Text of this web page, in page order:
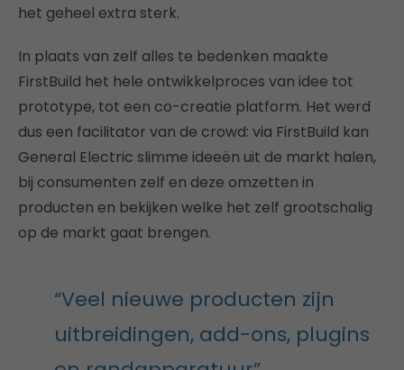
het geheel extra sterk.
In plaats van zelf alles te bedenken maakte
FirstBuild het hele ontwikkelproces van idee tot
prototype, tot een co-creatie platform. Het werd
dus een facilitator van de crowd: via FirstBuild kan
General Electric slimme ideeën uit de markt halen,
bij consumenten zelf en deze omzetten in
producten en bekijken welke het zelf grootschalig
op de markt gaat brengen.
“Veel nieuwe producten zijn
uitbreidingen, add-ons, plugins